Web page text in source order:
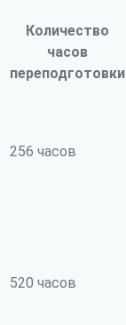
Количество
часов
переподготовки
256 часов
520 часов